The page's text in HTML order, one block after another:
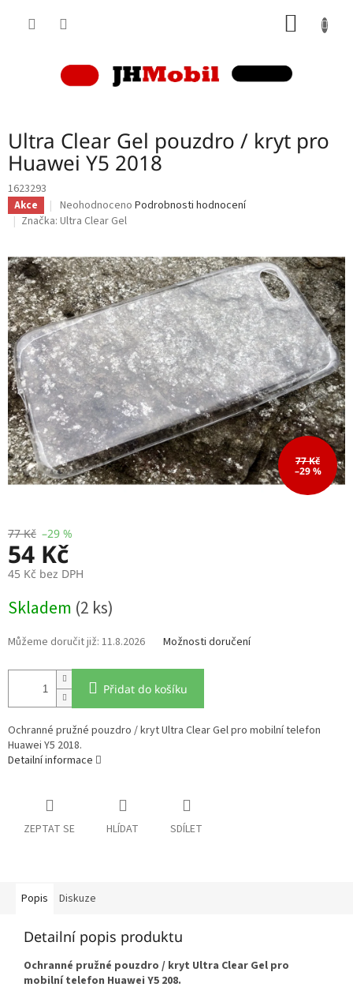
Ultra Clear Gel pouzdro / kryt pro
Huawei Y5 2018
1623293
Akce
Průměrné
hodnocení
0,0
z
5
hvězdiček.
Neohodnoceno Podrobnosti hodnocení
Značka: Ultra Clear Gel
77 Kč
–29 %
77 Kč –29 %
54 Kč
45 Kč bez DPH
cena:
Skladem (2 ks)
11.8.2026 Možnosti doručení
Přidat do košíku
Ochranné pružné pouzdro / kryt Ultra Clear Gel pro mobilní telefon
Huawei Y5 2018.
Detailní informace
ZEPTAT SE HLÍDAT SDÍLET
Popis Diskuze
Detailní popis produktu
Ochranné pružné pouzdro / kryt Ultra Clear Gel pro
mobilní telefon Huawei Y5 208.